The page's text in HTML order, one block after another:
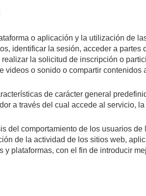
o aplicación y la utilización de
identificar la sesión, acceder a partes
la solicitud de inscripción o
o sonido o compartir contenidos
de carácter general
a través del cual accede al servicio,
del comportamiento de los usuarios de
de la actividad de los sitios web,
plataformas, con el fin de introducir